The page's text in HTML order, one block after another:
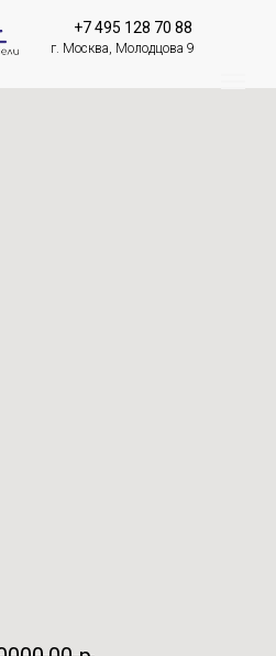
+7 495 128 70 88
г. Москва, Молодцова 9